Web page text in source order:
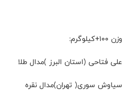
وزن ۱۰۰+کیلوگرم:
علی فتاحی (استان البرز )مدال طلا
سیاوش سوری( تهران)مدال نقره